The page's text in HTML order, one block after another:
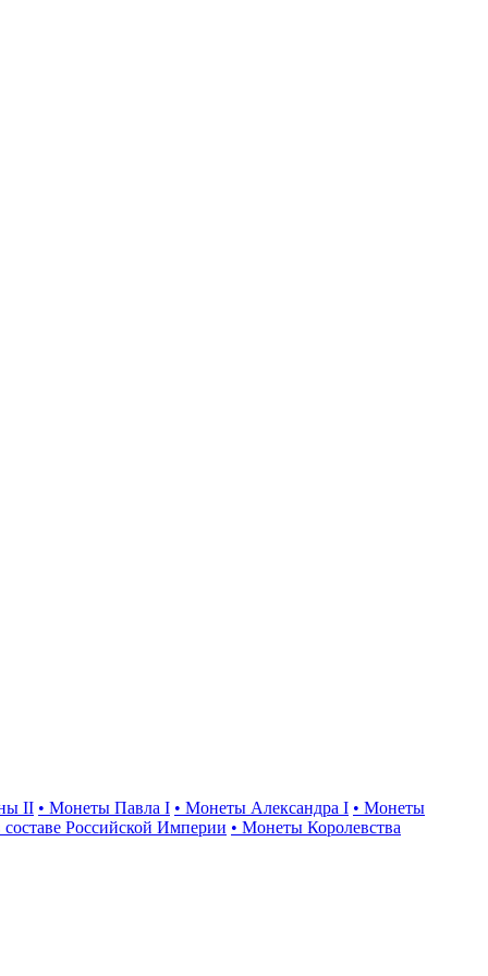
II • Монеты Павла I • Монеты Александра I • Монеты
Российской Империи • Монеты Королевства